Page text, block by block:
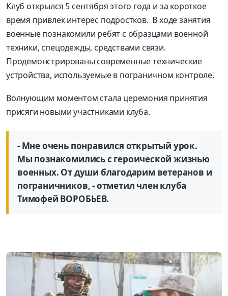
Клуб открылся 5 сентября этого года и за короткое
время привлек интерес подростков. В ходе занятия
военные познакомили ребят с образцами военной
техники, спецодежды, средствами связи.
Продемонстрированы современные технические
устройства, используемые в пограничном контроле.
Волнующим моментом стала церемония принятия
присяги новыми участниками клуба.
- Мне очень понравился открытый урок.
Мы познакомились с героической жизнью
военных. От души благодарим ветеранов и
пограничников, - отметил член клуба
Тимофей ВОРОБЬЕВ.